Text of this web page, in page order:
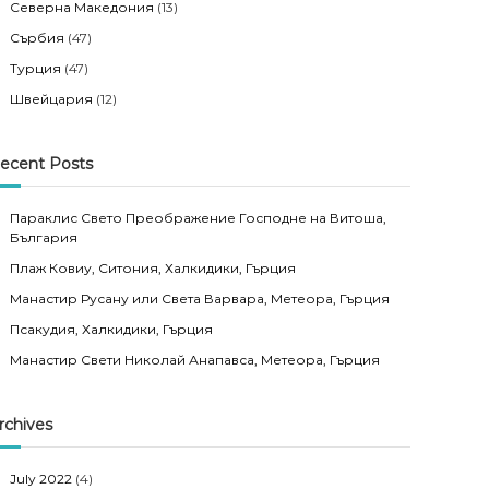
Северна Македония (13)
Сърбия (47)
Турция (47)
Швейцария (12)
Posts
Параклис Свето Преображение Господне на Витоша,
България
Плаж Ковиу, Ситония, Халкидики, Гърция
Манастир Русану или Света Варвара, Метеора, Гърция
Псакудия, Халкидики, Гърция
Манастир Свети Николай Анапавса, Метеора, Гърция
July 2022 (4)